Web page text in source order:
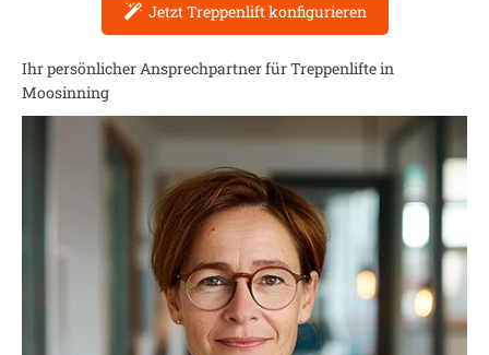
Jetzt Treppenlift konfigurieren
Ihr persönlicher Ansprechpartner für Treppenlifte in
Moosinning